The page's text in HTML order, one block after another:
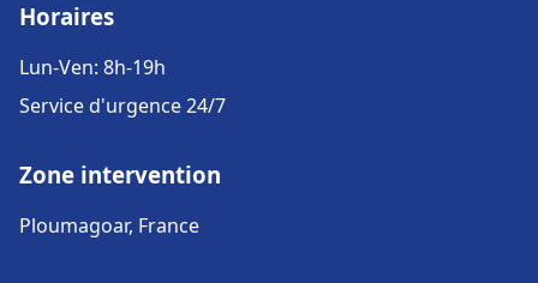
Horaires
Lun-Ven: 8h-19h
Service d'urgence 24/7
Zone intervention
Ploumagoar, France